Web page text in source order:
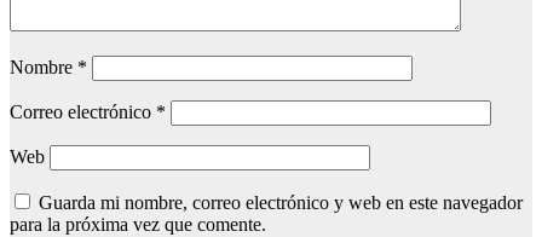
Nombre *
Correo electrónico *
Web
Guarda mi nombre, correo electrónico y web en este navegador
para la próxima vez que comente.